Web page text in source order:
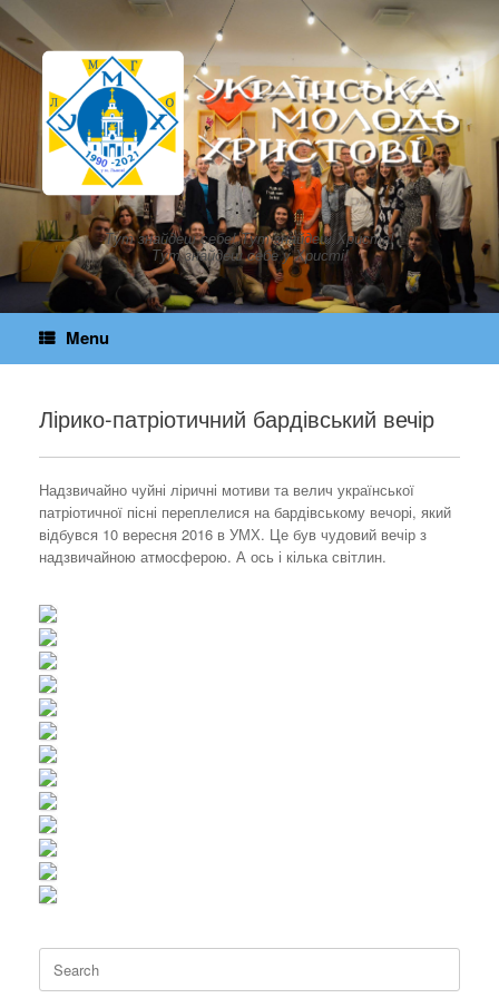
Skip
content
Тут знайдеш себе! Тут знайдеш Христа!
Тут знайдеш себе у Христі!
Menu
Лірико-патріотичний бардівський вечір
Надзвичайно чуйні ліричні мотиви та велич української
патріотичної пісні переплелися на бардівському вечорі, який
відбувся 10 вересня 2016 в УМХ. Це був чудовий вечір з
надзвичайною атмосферою. А ось і кілька світлин.
for: